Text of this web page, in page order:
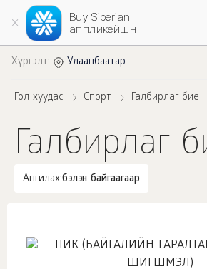
Buy Siberian
аппликейшн
Хүргэлт: Улаанбаатар
Гол хуудас Спорт Галбирлаг бие
Галбирлаг
Ангилах:бэлэн байгаагаар